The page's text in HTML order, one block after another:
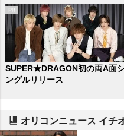
SUPER★DRAGON初の両A面
ングルリリース
オリコンニュース イチ